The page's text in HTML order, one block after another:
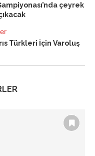
çeyrek
Türkleri İçin Varoluş